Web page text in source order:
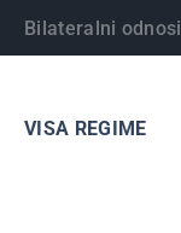
Države
Bilateralni odnosi
VISA REGIME